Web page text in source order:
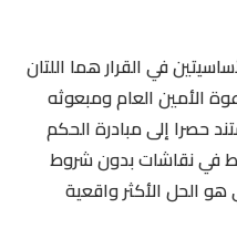
في القرار هما اللتان
الأمين العام ومبعوثه
حصرا إلى مبادرة الحكم
في نقاشات بدون شروط
الحل الأكثر واقعية